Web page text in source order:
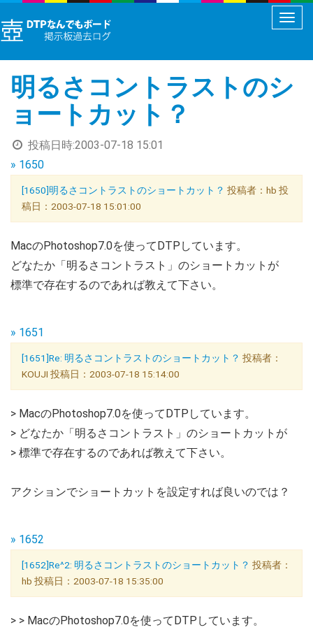
メ
ュ
ー
明るさコントラストのシ
ョートカット？
投稿日時:2003-07-18 15:01
» 1650
[1650]明るさコントラストのショートカット？ 投稿者：hb 投
稿日：2003-07-18 15:01:00
MacのPhotoshop7.0を使ってDTPしています。
どなたか「明るさコントラスト」のショートカットが
標準で存在するのであれば教えて下さい。
» 1651
[1651]Re: 明るさコントラストのショートカット？ 投稿者：
KOUJI 投稿日：2003-07-18 15:14:00
> MacのPhotoshop7.0を使ってDTPしています。
> どなたか「明るさコントラスト」のショートカットが
> 標準で存在するのであれば教えて下さい。
アクションでショートカットを設定すれば良いのでは？
» 1652
[1652]Re^2: 明るさコントラストのショートカット？ 投稿者：
hb 投稿日：2003-07-18 15:35:00
> > MacのPhotoshop7.0を使ってDTPしています。